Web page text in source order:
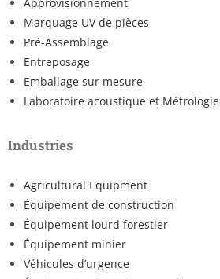
Marquage UV de pièces
Pré-Assemblage
Entreposage
Emballage sur mesure
Laboratoire acoustique et Métrologie
Industries
Agricultural Equipment
Équipement de construction
Équipement lourd forestier
Équipement minier
Véhicules d’urgence